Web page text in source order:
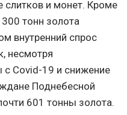
слитков и монет. Кроме
тонн золота
внутренний спрос
несмотря
с Covid-19 и снижение
Поднебесной
601 тонны золота.